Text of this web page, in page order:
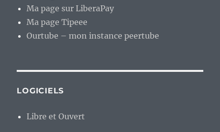
Ma page sur LiberaPay
Ma page Tipeee
Ourtube – mon instance peertube
LOGICIELS
Libre et Ouvert